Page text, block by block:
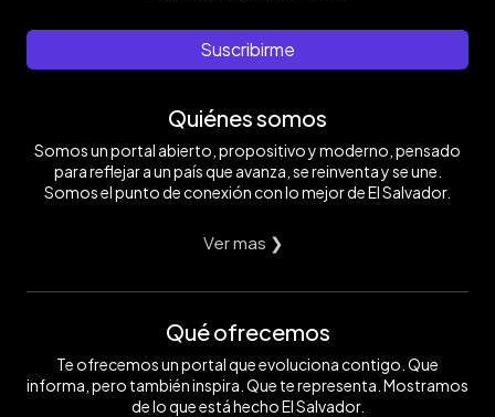
Suscribirme
Quiénes somos
Somos un portal abierto, propositivo y moderno, pensado
para reflejar a un país que avanza, se reinventa y se une.
Somos el punto de conexión con lo mejor de El Salvador.
Ver mas ❯
Qué ofrecemos
Te ofrecemos un portal que evoluciona contigo. Que
informa, pero también inspira. Que te representa. Mostramos
de lo que está hecho El Salvador.